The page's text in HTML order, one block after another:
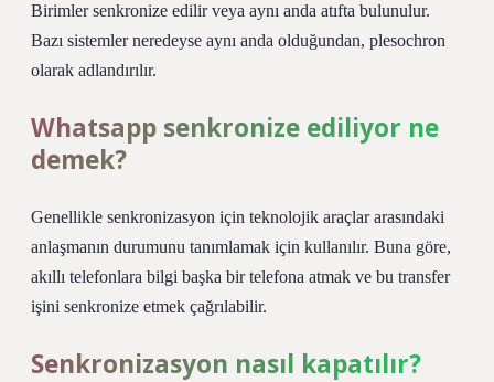
Birimler senkronize edilir veya aynı anda atıfta bulunulur.
Bazı sistemler neredeyse aynı anda olduğundan, plesochron
olarak adlandırılır.
Whatsapp senkronize ediliyor ne
demek?
Genellikle senkronizasyon için teknolojik araçlar arasındaki
anlaşmanın durumunu tanımlamak için kullanılır. Buna göre,
akıllı telefonlara bilgi başka bir telefona atmak ve bu transfer
işini senkronize etmek çağrılabilir.
Senkronizasyon nasıl kapatılır?